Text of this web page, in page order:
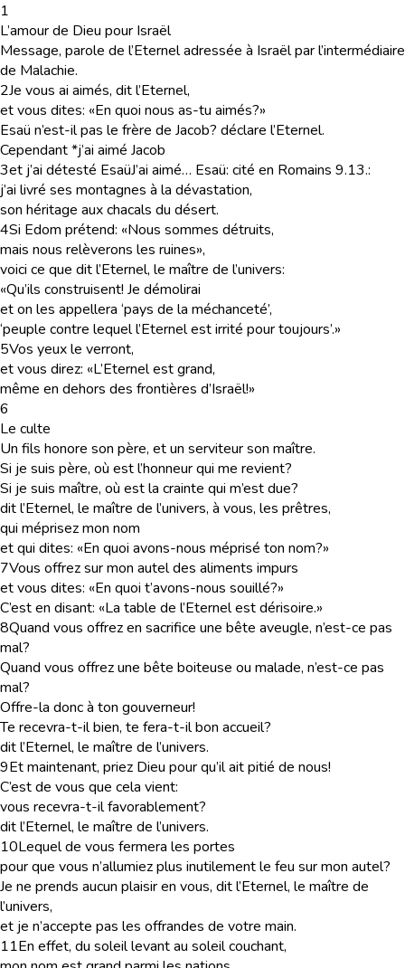
1
L’amour de Dieu pour Israël
Message, parole de l’Eternel adressée à Israël par l’intermédiaire
de Malachie.
2Je vous ai aimés, dit l’Eternel,
et vous dites: «En quoi nous as-tu aimés?»
Esaü n’est-il pas le frère de Jacob? déclare l’Eternel.
Cependant *j’ai aimé Jacob
3et j’ai détesté EsaüJ’ai aimé… Esaü: cité en Romains 9.13.:
j’ai livré ses montagnes à la dévastation,
son héritage aux chacals du désert.
4Si Edom prétend: «Nous sommes détruits,
mais nous relèverons les ruines»,
voici ce que dit l’Eternel, le maître de l’univers:
«Qu’ils construisent! Je démolirai
et on les appellera ‘pays de la méchanceté’,
‘peuple contre lequel l’Eternel est irrité pour toujours’.»
5Vos yeux le verront,
et vous direz: «L’Eternel est grand,
même en dehors des frontières d’Israël!»
6
Le culte
Un fils honore son père, et un serviteur son maître.
Si je suis père, où est l’honneur qui me revient?
Si je suis maître, où est la crainte qui m’est due?
dit l’Eternel, le maître de l’univers, à vous, les prêtres,
qui méprisez mon nom
et qui dites: «En quoi avons-nous méprisé ton nom?»
7Vous offrez sur mon autel des aliments impurs
et vous dites: «En quoi t’avons-nous souillé?»
C’est en disant: «La table de l’Eternel est dérisoire.»
8Quand vous offrez en sacrifice une bête aveugle, n’est-ce pas
mal?
Quand vous offrez une bête boiteuse ou malade, n’est-ce pas
mal?
Offre-la donc à ton gouverneur!
Te recevra-t-il bien, te fera-t-il bon accueil?
dit l’Eternel, le maître de l’univers.
9Et maintenant, priez Dieu pour qu’il ait pitié de nous!
C’est de vous que cela vient:
vous recevra-t-il favorablement?
dit l’Eternel, le maître de l’univers.
10Lequel de vous fermera les portes
pour que vous n’allumiez plus inutilement le feu sur mon autel?
Je ne prends aucun plaisir en vous, dit l’Eternel, le maître de
l’univers,
et je n’accepte pas les offrandes de votre main.
11En effet, du soleil levant au soleil couchant,